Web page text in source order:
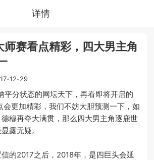
详情
赛看点精彩，四大男主角
12-29
分状态的网坛天下，再看即将开启的
会更加精彩，我们不妨大胆预测一下，如
穆再夺大满贯，那么四大男主角逐鹿世
露无疑。
2017之后，2018年，是四巨头会延